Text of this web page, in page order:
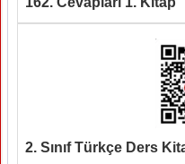
2. Sınıf Türkçe Ders